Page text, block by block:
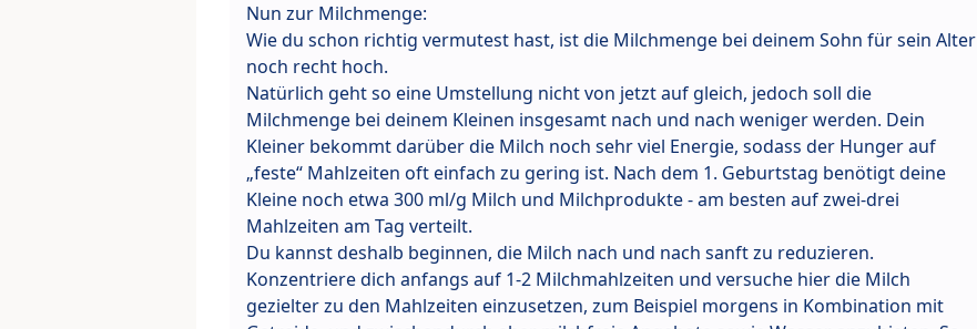
Nun zur Milchmenge:
Wie du schon richtig vermutest hast, ist die Milchmenge bei deinem Sohn für sein Alter
noch recht hoch.
Natürlich geht so eine Umstellung nicht von jetzt auf gleich, jedoch soll die
Milchmenge bei deinem Kleinen insgesamt nach und nach weniger werden. Dein
Kleiner bekommt darüber die Milch noch sehr viel Energie, sodass der Hunger auf
„feste“ Mahlzeiten oft einfach zu gering ist. Nach dem 1. Geburtstag benötigt deine
Kleine noch etwa 300 ml/g Milch und Milchprodukte - am besten auf zwei-drei
Mahlzeiten am Tag verteilt.
Du kannst deshalb beginnen, die Milch nach und nach sanft zu reduzieren.
Konzentriere dich anfangs auf 1-2 Milchmahlzeiten und versuche hier die Milch
gezielter zu den Mahlzeiten einzusetzen, zum Beispiel morgens in Kombination mit